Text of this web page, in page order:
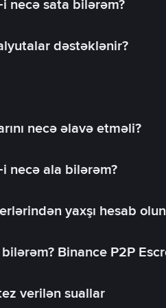
necə sata bilərəm?
dəstəklənir?
necə əlavə etməli?
necə ala bilərəm?
yaxşı hesab
Binance P2P
verilən suallar